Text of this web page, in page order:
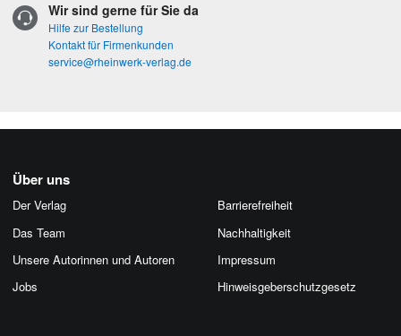
Wir sind gerne für Sie da
Hilfe zur Bestellung
Kontakt für Firmenkunden
service@rheinwerk-verlag.de
Über uns
Der Verlag
Das Team
Unsere Autorinnen und Autoren
Jobs
Barrierefreiheit
Nachhaltigkeit
Impressum
Hinweis­geber­schutz­gesetz